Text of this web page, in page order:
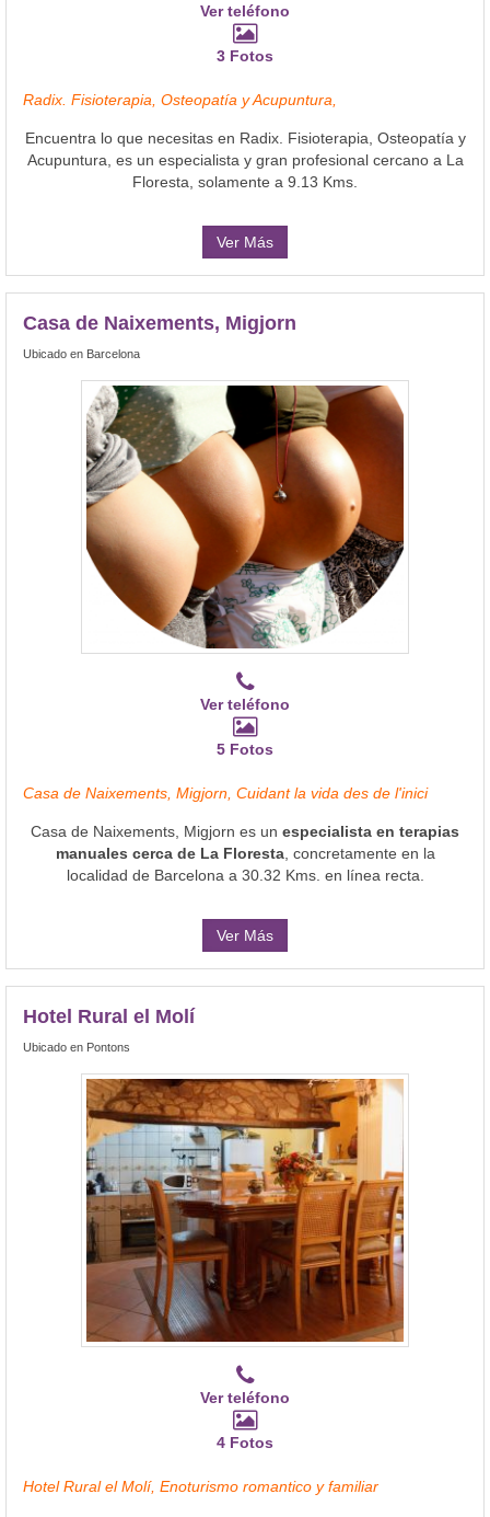
Ver teléfono
3 Fotos
Radix. Fisioterapia, Osteopatía y Acupuntura,
Encuentra lo que necesitas en Radix. Fisioterapia, Osteopatía y
Acupuntura, es un especialista y gran profesional cercano a La
Floresta, solamente a 9.13 Kms.
Ver Más
Casa de Naixements, Migjorn
Ubicado en Barcelona
Ver teléfono
5 Fotos
Casa de Naixements, Migjorn, Cuidant la vida des de l'inici
Casa de Naixements, Migjorn es un especialista en terapias
manuales cerca de La Floresta, concretamente en la
localidad de Barcelona a 30.32 Kms. en línea recta.
Ver Más
Hotel Rural el Molí
Ubicado en Pontons
Ver teléfono
4 Fotos
Hotel Rural el Molí, Enoturismo romantico y familiar